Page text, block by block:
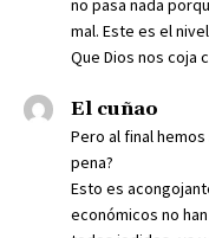
no pasa nada
mal. Este es el
Que Dios nos coja
El cuñao
Pero al final
pena?
Esto es
económicos no